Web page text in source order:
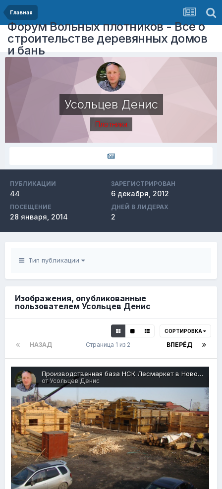
Главная
Форум Вольных плотников - Все о
строительстве деревянных домов
и бань
Усольцев Денис
Плотники
ПУБЛИКАЦИИ
44
ЗАРЕГИСТРИРОВАН
6 декабря, 2012
ПОСЕЩЕНИЕ
28 января, 2014
ДНЕЙ В ЛИДЕРАХ
2
Тип публикации
Изображения, опубликованные
пользователем Усольцев Денис
СОРТИРОВКА
НАЗАД ВПЕРЁД
Страница 1 из 2
Производственная база НСК Лесмаркет в Новокузнецке
от Усольцев Денис